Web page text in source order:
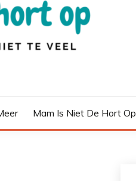
Mam Is Niet De Hort Op